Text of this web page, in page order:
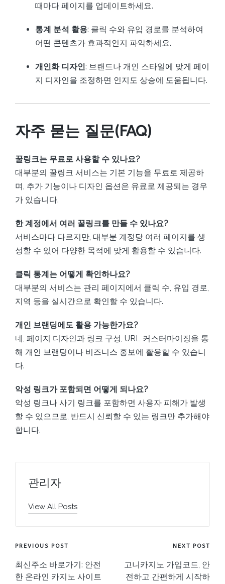
때마다 페이지를 업데이트하세요.
통계 분석 활용: 클릭 수와 유입 경로를 분석하여
어떤 콘텐츠가 효과적인지 파악하세요.
개인화 디자인: 브랜드나 개인 스타일에 맞게 페이
지 디자인을 조정하면 인지도 상승에 도움됩니다.
자주 묻는 질문(FAQ)
꿀링크는 무료로 사용할 수 있나요?
대부분의 꿀링크 서비스는 기본 기능을 무료로 제공하
며, 추가 기능이나 디자인 옵션은 유료로 제공되는 경우
가 있습니다.
한 계정에서 여러 꿀링크를 만들 수 있나요?
서비스마다 다르지만, 대부분 계정당 여러 페이지를 생
성할 수 있어 다양한 목적에 맞게 활용할 수 있습니다.
클릭 통계는 어떻게 확인하나요?
대부분의 서비스는 관리 페이지에서 클릭 수, 유입 경로,
지역 등을 실시간으로 확인할 수 있습니다.
개인 브랜딩에도 활용 가능한가요?
네, 페이지 디자인과 링크 구성, URL 커스터마이징을 통
해 개인 브랜딩이나 비즈니스 홍보에 활용할 수 있습니
다.
악성 링크가 포함되면 어떻게 되나요?
악성 링크나 사기 링크를 포함하면 사용자 피해가 발생
할 수 있으므로, 반드시 신뢰할 수 있는 링크만 추가해야
합니다.
관리자
View All Posts
Post
navigation
PREVIOUS POST
최신주소 바로가기: 안전
한 온라인 카지노 사이트
NEXT POST
고니카지노 가입코드, 안
전하고 간편하게 시작하